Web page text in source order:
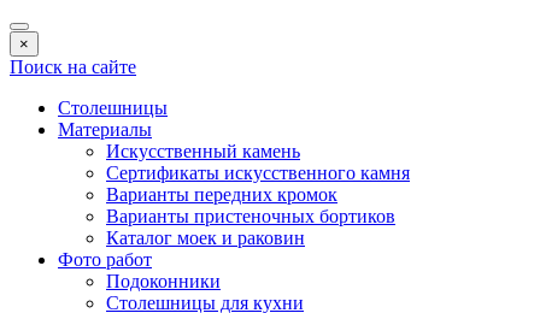
×
Поиск на сайте
Столешницы
Материалы
Искусственный камень
Сертификаты искусственного камня
Варианты передних кромок
Варианты пристеночных бортиков
Каталог моек и раковин
Фото работ
Подоконники
Столешницы для кухни